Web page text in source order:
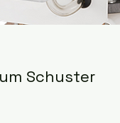
Schuster